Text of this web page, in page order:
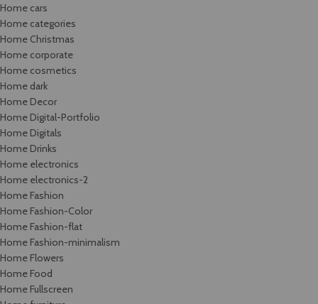
Home cars
Home categories
Home Christmas
Home corporate
Home cosmetics
Home dark
Home Decor
Home Digital-Portfolio
Home Digitals
Home Drinks
Home electronics
Home electronics-2
Home Fashion
Home Fashion-Color
Home Fashion-flat
Home Fashion-minimalism
Home Flowers
Home Food
Home Fullscreen